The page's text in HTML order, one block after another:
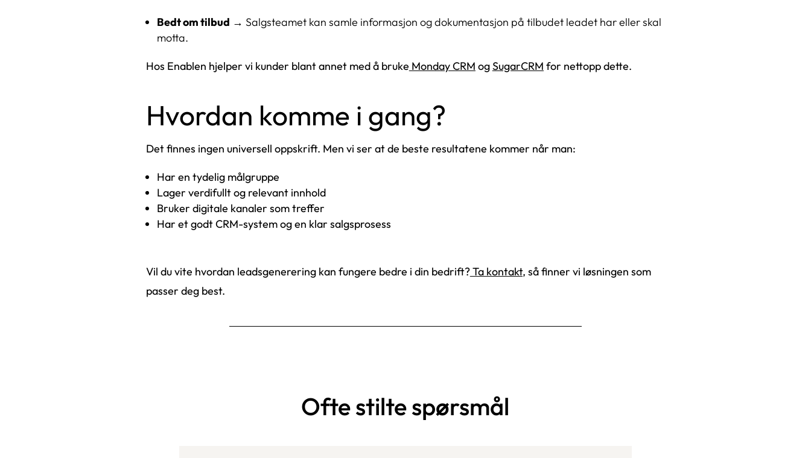
Bedt om tilbud → Salgsteamet kan samle informasjon og dokumentasjon på tilbudet leadet har eller skal
motta.
Hos Enablen hjelper vi kunder blant annet med å bruke Monday CRM ogSugarCRM for nettopp dette.
Hvordan komme i gang?
Det finnes ingen universell oppskrift. Men vi ser at de beste resultatene kommer når man:
Har en tydelig målgruppe
Lager verdifullt og relevant innhold
Bruker digitale kanaler som treffer
Har et godt CRM-system og en klar salgsprosess
Vil du vite hvordan leadsgenerering kan fungere bedre i din bedrift?Ta kontakt, så finner vi løsningen som
passer deg best.
Ofte stilte spørsmål